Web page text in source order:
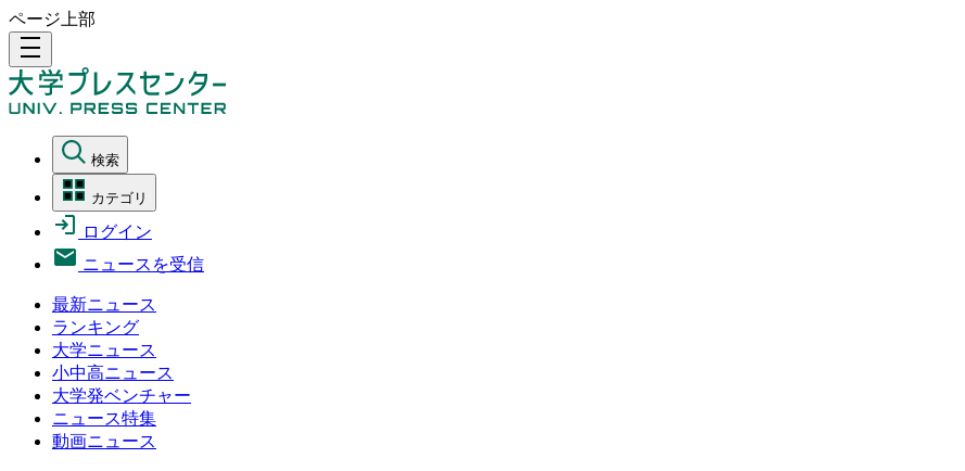
ページ上部
density_medium
検索
カテゴリ
ログイン
ニュースを受信
最新ニュース
ランキング
大学ニュース
小中高ニュース
大学発ベンチャー
ニュース特集
動画ニュース